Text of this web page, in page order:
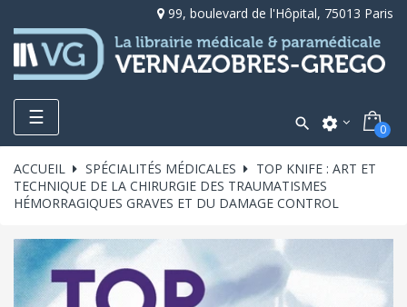
99, boulevard de l'Hôpital, 75013 Paris
Toggle
navigation
☰  settings 0
ACCUEIL SPÉCIALITÉS MÉDICALES
TOP KNIFE : ART ET
TECHNIQUE DE LA CHIRURGIE DES TRAUMATISMES
HÉMORRAGIQUES GRAVES ET DU DAMAGE CONTROL